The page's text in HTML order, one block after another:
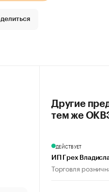
Другие
тем же
ДЕЙСТВУЕТ
ИП Грех
Торговля